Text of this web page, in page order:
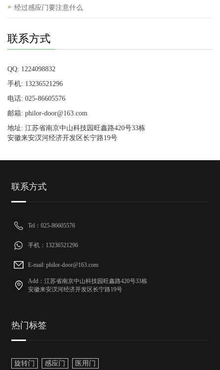
经过感应门要注意什么
联系方式
QQ: 1224098832
手机: 13236521296
电话: 025-86605576
邮箱: philor-door@163.com
地址: 江苏省南京中山科技园旺鑫路420号33栋
安徽来安汊河经济开发区长宁路19号
联系方式
Tel：025-86605576
手机：13236521296
E-mail: philor-door@163.com
Add：江苏省南京中山科技园旺鑫路420号33栋
安徽来安汊河经济开发区长宁路19号
热门标签
旋转门 感应门 医用门